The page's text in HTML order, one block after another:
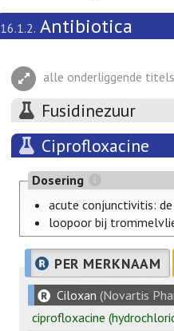
16.1.2. Antibiotica
alle onderliggende
Fusidinezuur
Ciprofloxacine
Dosering
acute conjunctivitis:
loopoor bij
PER MERKNAAM
Ciloxan (Novartis
ciprofloxacine